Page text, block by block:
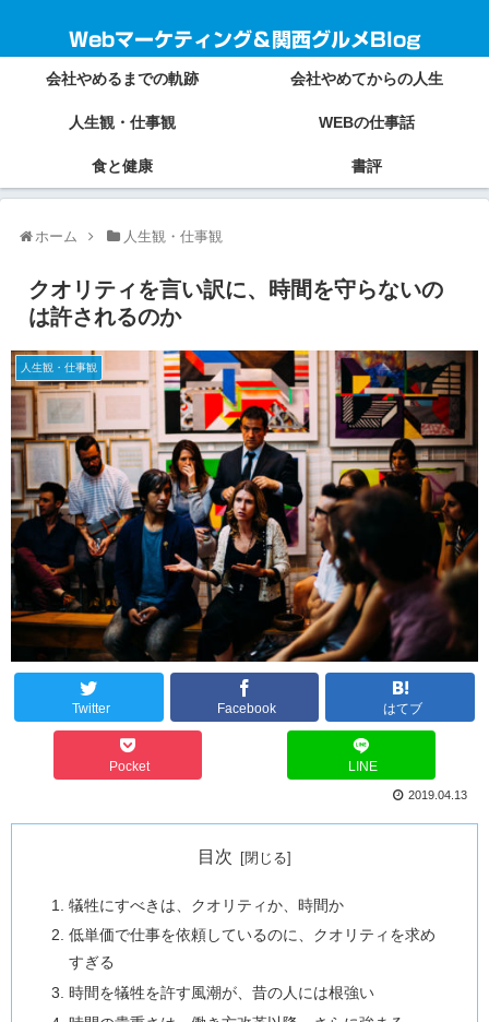
Webマーケティング＆関西グルメBlog
会社やめるまでの軌跡 会社やめてからの人生
人生観・仕事観 WEBの仕事話
食と健康 書評
ホーム 人生観・仕事観
クオリティを言い訳に、時間を守らないの
は許されるのか
人生観・仕事観
Twitter Facebook はてブ
Pocket LINE
2019.04.13
目次
犠牲にすべきは、クオリティか、時間か
低単価で仕事を依頼しているのに、クオリティを求め
すぎる
時間を犠牲を許す風潮が、昔の人には根強い